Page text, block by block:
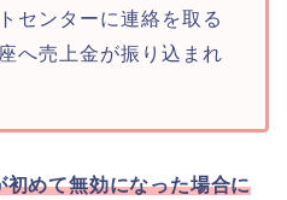
センターに連絡を取る
へ売上金が振り込まれ
初めて無効になった場合に